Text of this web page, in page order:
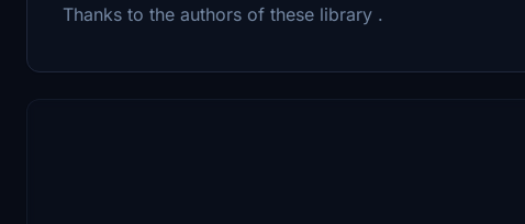
Thanks to the authors of these library .